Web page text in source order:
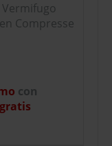
Compresse
con